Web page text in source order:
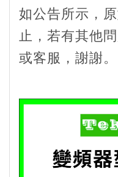
如公告所示，
止，若有其他
或客服，謝謝。